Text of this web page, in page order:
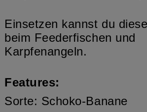
Einsetzen kannst du
beim Feederfischen und
Karpfenangeln.
Features:
Sorte: Schoko-Banane